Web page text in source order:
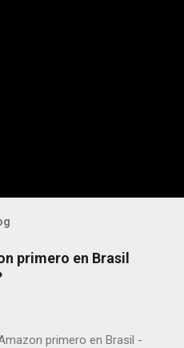
primero en Brasil
primero en Brasil -